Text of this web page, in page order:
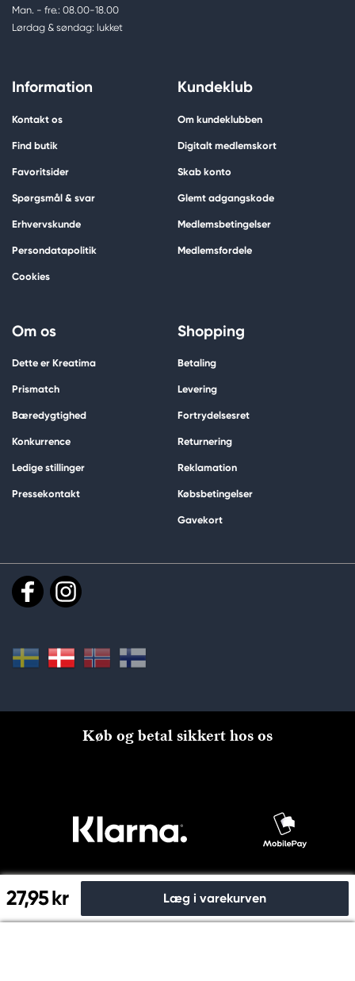
27,95 kr Læg i varekurven
Man. - fre.: 08.00-18.00
Lørdag & søndag: lukket
Information
Kontakt os
Find butik
Favoritsider
Spørgsmål & svar
Erhvervskunde
Persondatapolitik
Cookies
Kundeklub
Om kundeklubben
Digitalt medlemskort
Skab konto
Glemt adgangskode
Medlemsbetingelser
Medlemsfordele
Om os
Dette er Kreatima
Prismatch
Bæredygtighed
Konkurrence
Ledige stillinger
Pressekontakt
Shopping
Betaling
Levering
Fortrydelsesret
Returnering
Reklamation
Købsbetingelser
Gavekort
Køb og betal sikkert hos os